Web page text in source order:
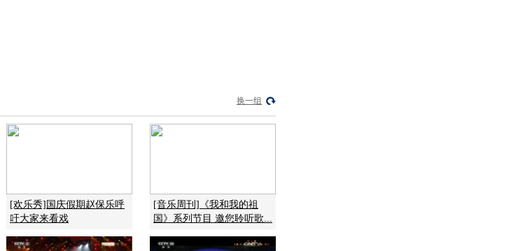
换一组
[欢乐秀]国庆假期赵保乐呼
吁大家来看戏
[音乐周刊]《我和我的祖
国》系列节目 邀您聆听歌...